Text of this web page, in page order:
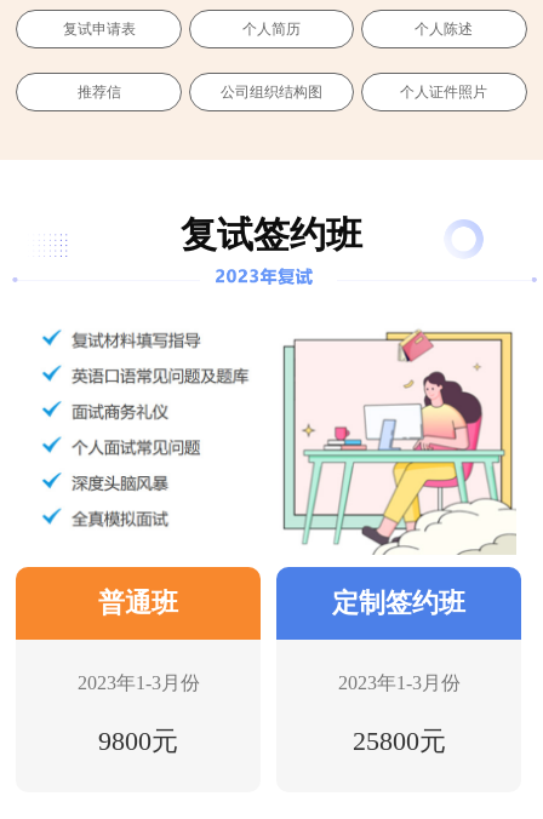
复试申请表 个人简历 个人陈述
推荐信 公司组织结构图 个人证件照片
复试签约班
普通班
2023年1-3月份
9800元
定制签约班
2023年1-3月份
25800元